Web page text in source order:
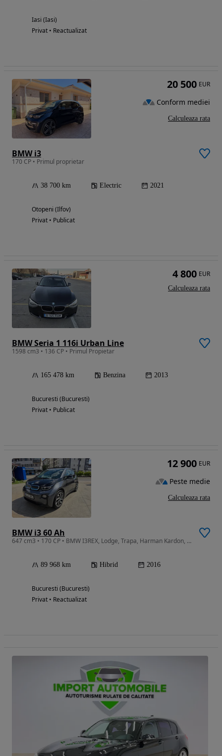
Iasi (Iasi)
Privat • Reactualizat
BMW i3
170 CP • Primul proprietar
38 700 km Electric 2021
Otopeni (Ilfov)
Privat • Publicat
20 500 EUR
Conform mediei
Calculeaza rata
BMW Seria 1 116i Urban Line
1598 cm3 • 136 CP • Primul Propietar
165 478 km Benzina 2013
Bucuresti (Bucuresti)
Privat • Publicat
4 800 EUR
Calculeaza rata
BMW i3 60 Ah
647 cm3 • 170 CP • BMW I3REX, Lodge, Trapa, Harman Kardon, Navigatie mare.
89 968 km Hibrid 2016
Bucuresti (Bucuresti)
Privat • Reactualizat
12 900 EUR
Peste medie
Calculeaza rata